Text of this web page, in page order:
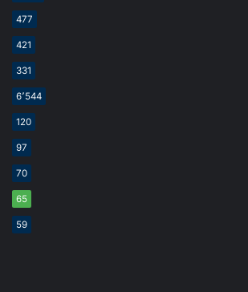
477
421
331
6٬544
120
97
70
65
59